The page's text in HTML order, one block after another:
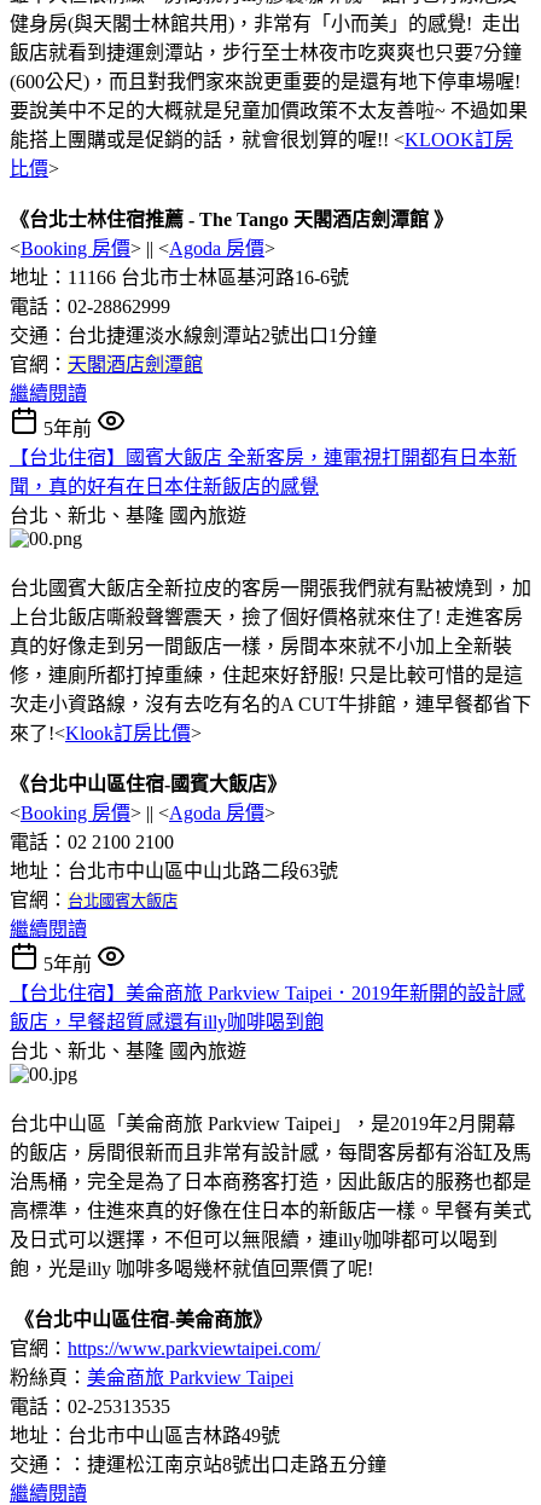
健身房(與天閣士林館共用)，非常有「小而美」的感覺! 走出
飯店就看到捷運劍潭站，步行至士林夜市吃爽爽也只要7分鐘
(600公尺)，而且對我們家來說更重要的是還有地下停車場喔!
要說美中不足的大概就是兒童加價政策不太友善啦~ 不過如果
能搭上團購或是促銷的話，就會很划算的喔!! <KLOOK訂房
比價>
《台北士林住宿推薦 - The Tango 天閣酒店劍潭館 》
<Booking 房價> || <Agoda 房價>
地址：11166 台北市士林區基河路16-6號
電話：02-28862999
交通：台北捷運淡水線劍潭站2號出口1分鐘
官網： 天閣酒店劍潭館
繼續閱讀
5年前
【台北住宿】國賓大飯店 全新客房，連電視打開都有日本新
聞，真的好有在日本住新飯店的感覺
台北、新北、基隆 國內旅遊
台北國賓大飯店全新拉皮的客房一開張我們就有點被燒到，加
上台北飯店嘶殺聲響震天，撿了個好價格就來住了! 走進客房
真的好像走到另一間飯店一樣，房間本來就不小加上全新裝
修，連廁所都打掉重練，住起來好舒服! 只是比較可惜的是這
次走小資路線，沒有去吃有名的A CUT牛排館，連早餐都省下
來了!<Klook訂房比價>
《台北中山區住宿-國賓大飯店》
<Booking 房價> || <Agoda 房價>
電話：02 2100 2100
地址：台北市中山區中山北路二段63號
官網： 台北國賓大飯店
繼續閱讀
5年前
【台北住宿】美侖商旅 Parkview Taipei．2019年新開的設計感
飯店，早餐超質感還有illy咖啡喝到飽
台北、新北、基隆 國內旅遊
台北中山區「美侖商旅 Parkview Taipei」，是2019年2月開幕
的飯店，房間很新而且非常有設計感，每間客房都有浴缸及馬
治馬桶，完全是為了日本商務客打造，因此飯店的服務也都是
高標準，住進來真的好像在住日本的新飯店一樣。早餐有美式
及日式可以選擇，不但可以無限續，連illy咖啡都可以喝到
飽，光是illy 咖啡多喝幾杯就值回票價了呢!
《台北中山區住宿-美侖商旅》
官網： https://www.parkviewtaipei.com/
粉絲頁： 美侖商旅 Parkview Taipei
電話：02-25313535
地址：台北市中山區吉林路49號
交通：：捷運松江南京站8號出口走路五分鐘
繼續閱讀